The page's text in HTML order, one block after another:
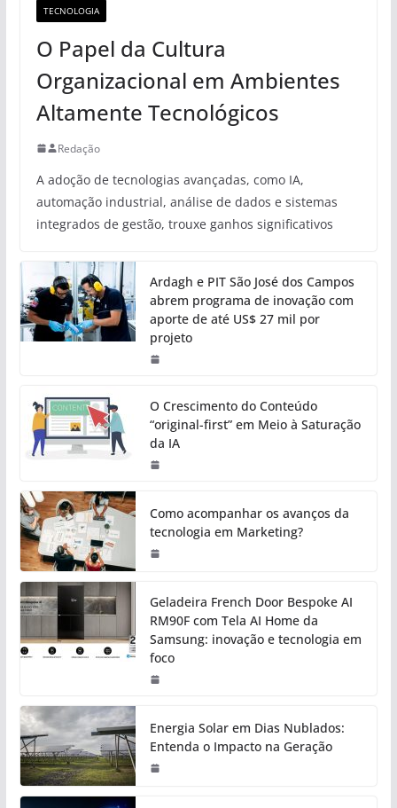
TECNOLOGIA
O Papel da Cultura
Organizacional em Ambientes
Altamente Tecnológicos
Redação
A adoção de tecnologias avançadas, como IA,
automação industrial, análise de dados e sistemas
integrados de gestão, trouxe ganhos significativos
Ardagh e PIT São José dos Campos
abrem programa de inovação com
aporte de até US$ 27 mil por
projeto
O Crescimento do Conteúdo
“original-first” em Meio à Saturação
da IA
Como acompanhar os avanços da
tecnologia em Marketing?
Geladeira French Door Bespoke AI
RM90F com Tela AI Home da
Samsung: inovação e tecnologia em
foco
Energia Solar em Dias Nublados:
Entenda o Impacto na Geração